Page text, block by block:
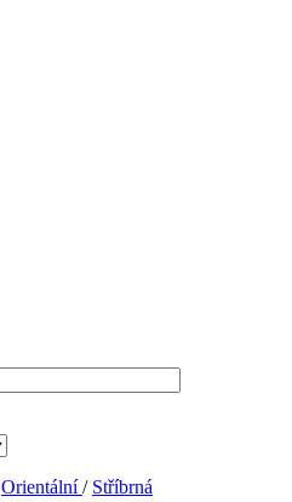
Orientální/ Stříbrná